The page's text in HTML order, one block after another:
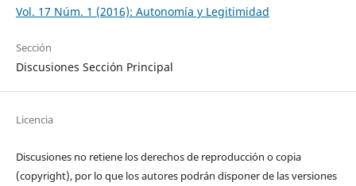
Vol. 17 Núm. 1 (2016): Autonomía y Legitimidad
Sección
Discusiones Sección Principal
Licencia
Discusiones no retiene los derechos de reproducción o copia
(copyright), por lo que los autores podrán disponer de las versiones